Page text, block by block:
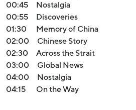
00:45
Nostalgia
00:55
Discoveries
01:30
Memory of China
02:00
Chinese Story
02:30
Across the Strait
03:00
Global News
04:00
Nostalgia
04:15
On the Way